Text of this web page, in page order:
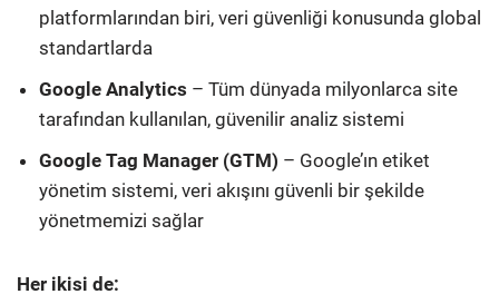
platformlarından biri, veri güvenliği konusunda global
standartlarda
Google Analytics – Tüm dünyada milyonlarca site
tarafından kullanılan, güvenilir analiz sistemi
Google Tag Manager (GTM) – Google’ın etiket
yönetim sistemi, veri akışını güvenli bir şekilde
yönetmemizi sağlar
Her ikisi de: